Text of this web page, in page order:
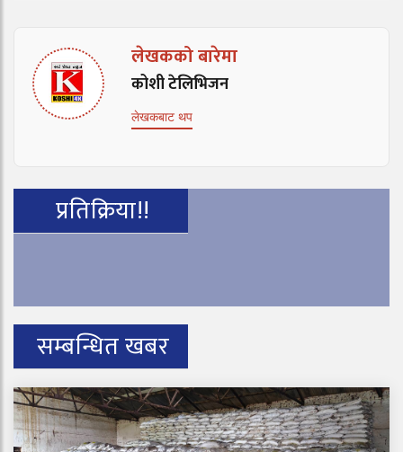
लेखकको बारेमा
कोशी टेलिभिजन
लेखकबाट थप
प्रतिक्रिया!!
सम्बन्धित खबर